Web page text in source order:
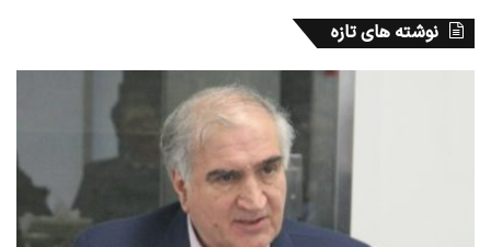
نوشته های تازه